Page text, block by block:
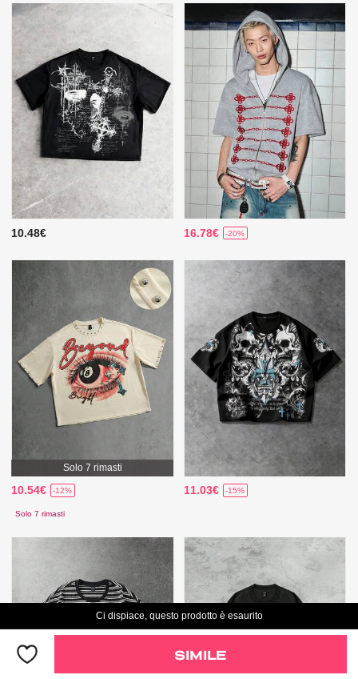
10.48€ 16.78€ -20%
Solo 7 rimasti
10.54€ -12%
Solo 7 rimasti
11.03€ -15%
Ci dispiace, questo prodotto è esaurito
SIMILE